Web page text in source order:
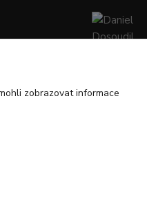
zobrazovat informace